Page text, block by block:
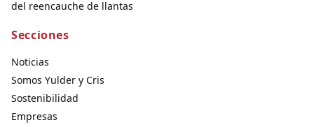
del reencauche de llantas
Secciones
Noticias
Somos Yulder y Cris
Sostenibilidad
Empresas